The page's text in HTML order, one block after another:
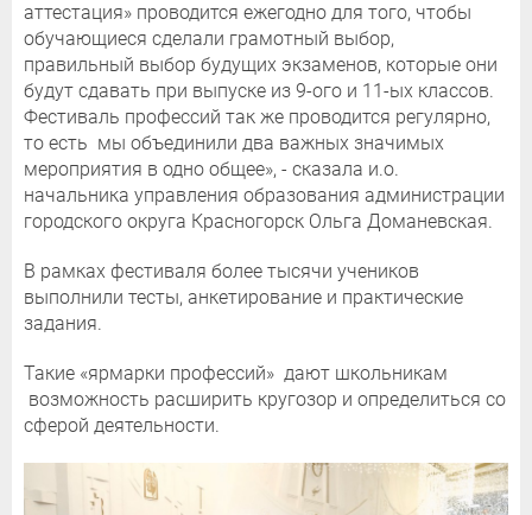
аттестация» проводится ежегодно для того, чтобы
обучающиеся сделали грамотный выбор,
правильный выбор будущих экзаменов, которые они
будут сдавать при выпуске из 9-ого и 11-ых классов.
Фестиваль профессий так же проводится регулярно,
то есть мы объединили два важных значимых
мероприятия в одно общее», - сказала и.о.
начальника управления образования администрации
городского округа Красногорск Ольга Доманевская.
В рамках фестиваля более тысячи учеников
выполнили тесты, анкетирование и практические
задания.
Такие «ярмарки профессий» дают школьникам
возможность расширить кругозор и определиться со
сферой деятельности.